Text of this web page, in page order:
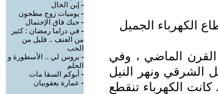
الكهرباء الجميل
القرن الماضي ، وفي
الشرقي ونهر النيل
كانت الكهرباء تنقطع
- إبن الخال
- يوميات زوج مطحون
- حبك فاق الإحتمال
- في دراما رمضان : كثير
من العنف .. قليل من
الحب
- بروس لي .. الأسطورة و
الحلم
- أبوكم السقا مات
- عمارة يعقوبيان